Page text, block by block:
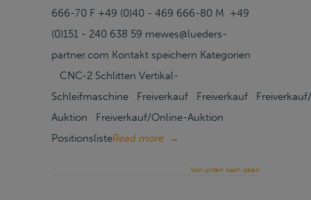
666-70 F +49 (0)40 - 469 666-80 M +49
(0)151 - 240 638 59 mewes@lueders-
partner.com Kontakt speichern Kategorien
CNC-2 Schlitten Vertikal-
Schleifmaschine Freiverkauf Freiverkauf
Auktion Freiverkauf/Online-Auktion
PositionslisteRead more →
Von unten nach oben